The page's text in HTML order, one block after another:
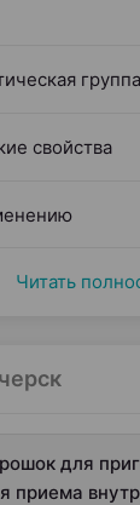
группа
свойства
Читать
для
приема